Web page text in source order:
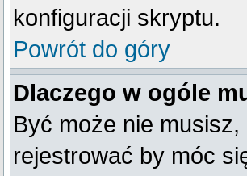
konfiguracji skryptu.
Powrót do góry
Dlaczego w ogóle
Być może nie
rejestrować by móc